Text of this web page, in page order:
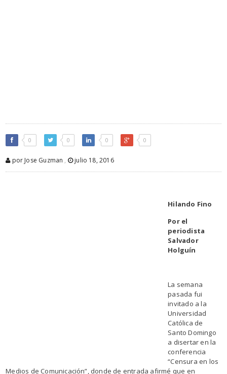
0 0 0 0
por Jose Guzman , julio 18, 2016
Hilando Fino
Por el
periodista
Salvador
Holguín
La semana
pasada fui
invitado a la
Universidad
Católica de
Santo Domingo
a disertar en la
conferencia
“Censura en los
Medios de Comunicación”, donde de entrada afirmé que en